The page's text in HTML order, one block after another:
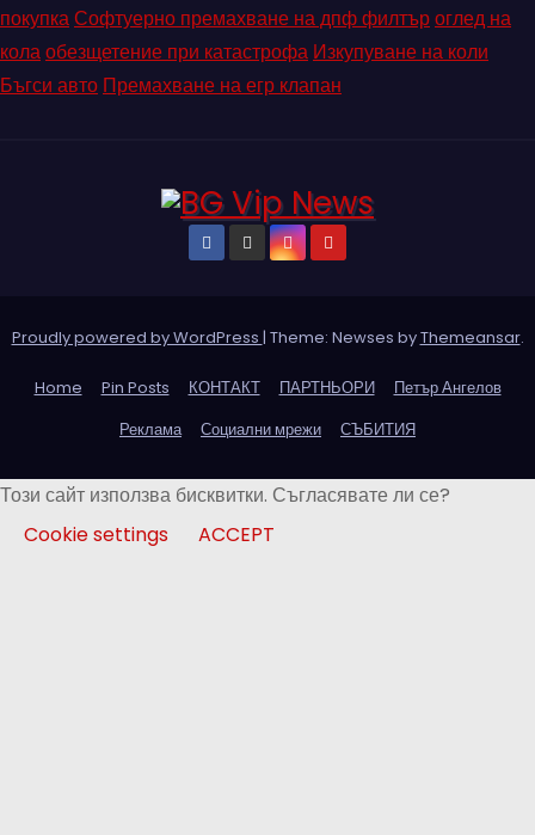
покупкаСофтуерно премахване на дпф филтъроглед на
колаобезщетение при катастрофа Изкупуване на коли
Бъгси авто Премахване на егр клапан
Proudly powered by WordPress | Theme: Newses byThemeansar.
Home Pin Posts КОНТАКТ ПАРТНЬОРИ
Петър Ангелов
Реклама
Социални мрежи СЪБИТИЯ
Този сайт използва бисквитки. Съгласявате ли се?
Cookie settings
ACCEPT